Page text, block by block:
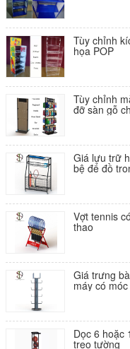
Tùy chỉnh
họa POP
Tùy chỉnh
đỡ sàn gỗ
Giá lưu trữ
bệ để đồ
Vợt tennis
thao
Giá trưng
máy có
Dọc 6 hoặc
treo tường